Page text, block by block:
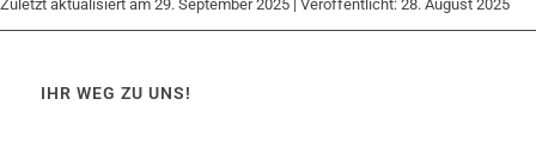
Zuletzt aktualisiert am 29. September 2025 | Veröffentlicht: 28. August 2025
IHR WEG ZU UNS!